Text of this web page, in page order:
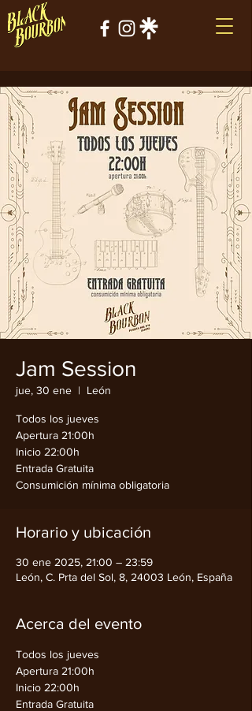
Jam Session
jue, 30 ene
  |
León
Todos los jueves
Apertura 21:00h
Inicio 22:00h
Entrada Gratuita
Consumición mínima obligatoria
Horario y ubicación
30 ene 2025, 21:00 – 23:59
León, C. Prta del Sol, 8, 24003 León, España
Acerca del evento
Todos los jueves
Apertura 21:00h
Inicio 22:00h
Entrada Gratuita